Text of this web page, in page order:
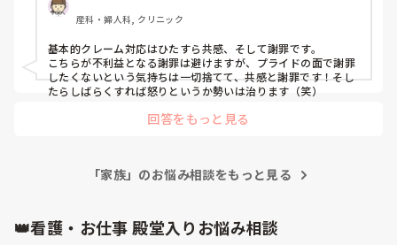
産科・婦人科, クリニック
基本的クレーム対応はひたすら共感、そして謝罪です。
こちらが不利益となる謝罪は避けますが、プライドの面で謝罪
したくないという気持ちは一切捨てて、共感と謝罪です！そし
たらしばらくすれば怒りというか勢いは治ります（笑）
回答をもっと見る
「家族」のお悩み相談をもっと見る
👑看護・お仕事 殿堂入りお悩み相談